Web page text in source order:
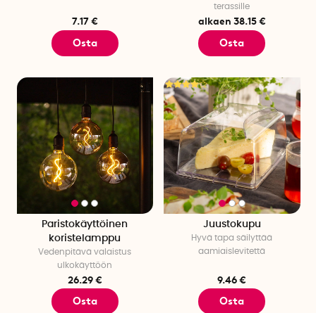
7.17 €
Osta
terassille
alkaen 38.15 €
Osta
Paristokäyttöinen
koristelamppu
Vedenpitävä valaistus
ulkokäyttöön
26.29 €
Osta
Juustokupu
Hyvä tapa säilyttää
aamiaislevitettä
9.46 €
Osta